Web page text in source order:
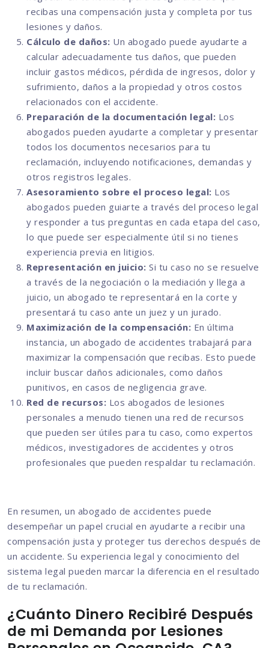
recibas una compensación justa y completa por tus
lesiones y daños.
Cálculo de daños: Un abogado puede ayudarte a
calcular adecuadamente tus daños, que pueden
incluir gastos médicos, pérdida de ingresos, dolor y
sufrimiento, daños a la propiedad y otros costos
relacionados con el accidente.
Preparación de la documentación legal: Los
abogados pueden ayudarte a completar y presentar
todos los documentos necesarios para tu
reclamación, incluyendo notificaciones, demandas y
otros registros legales.
Asesoramiento sobre el proceso legal: Los
abogados pueden guiarte a través del proceso legal
y responder a tus preguntas en cada etapa del caso,
lo que puede ser especialmente útil si no tienes
experiencia previa en litigios.
Representación en juicio: Si tu caso no se resuelve
a través de la negociación o la mediación y llega a
juicio, un abogado te representará en la corte y
presentará tu caso ante un juez y un jurado.
Maximización de la compensación: En última
instancia, un abogado de accidentes trabajará para
maximizar la compensación que recibas. Esto puede
incluir buscar daños adicionales, como daños
punitivos, en casos de negligencia grave.
Red de recursos: Los abogados de lesiones
personales a menudo tienen una red de recursos
que pueden ser útiles para tu caso, como expertos
médicos, investigadores de accidentes y otros
profesionales que pueden respaldar tu reclamación.
En resumen, un abogado de accidentes puede
desempeñar un papel crucial en ayudarte a recibir una
compensación justa y proteger tus derechos después de
un accidente. Su experiencia legal y conocimiento del
sistema legal pueden marcar la diferencia en el resultado
de tu reclamación.
¿Cuánto Dinero Recibiré Después
de mi Demanda por Lesiones